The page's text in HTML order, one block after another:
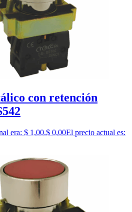
con retención
era: $ 1,00.$ 0,00El precio actual es: